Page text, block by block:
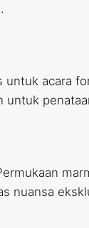
acara
nuansa